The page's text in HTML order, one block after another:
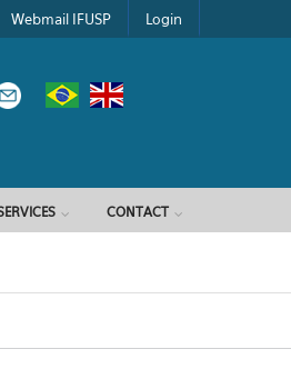
Webmail IFUSP Login
CONTACT